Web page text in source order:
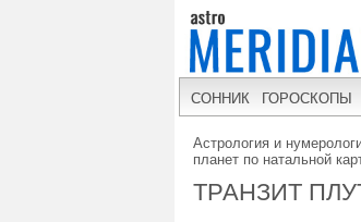
СОННИК ГОРОСКОПЫ
Астрология и
планет по натальной
ТРАНЗИТ